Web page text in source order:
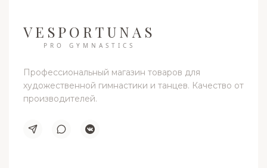
VESPORTUNAS
PRO GYMNASTICS
Профессиональный магазин товаров для
художественной гимнастики и танцев. Качество от
производителей.